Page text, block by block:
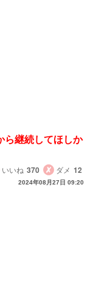
ら継続してほしか
いいね 370 ダメ 12
2024年08月27日 09:20